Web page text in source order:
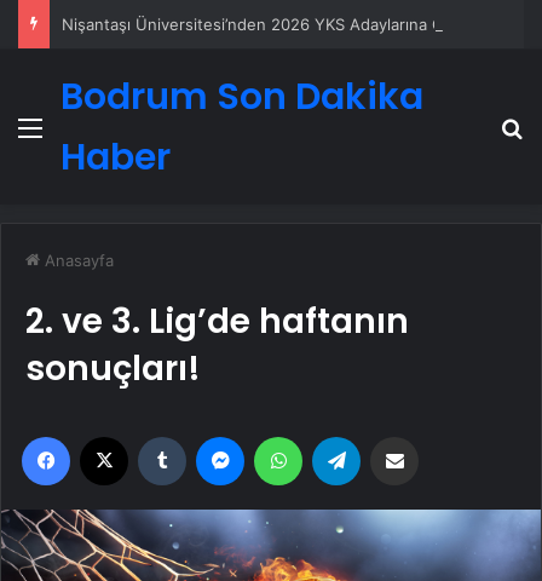
Menü
Bodrum Son Dakika
Haber
Anasayfa
2. ve 3. Lig’de haftanın
sonuçları!
Facebook Tumblr MessengerWhatsApp